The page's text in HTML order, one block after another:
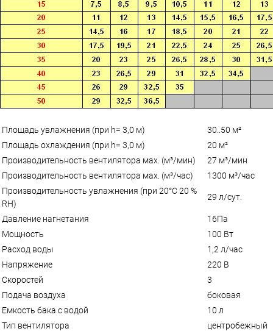
Площадь увлажнения (при h= 3,0 м)
30..50 м²
Площадь охлаждения (при h= 3,0 м)
20 м²
Производительность вентилятора мах. (м³/мин)
27 м³/мин
Производительность вентилятора мах. (м³/час)
1300 м³/час
Производительность увлажнения (при 20°С 20 %
RH)
29 л/сут.
Давление нагнетания
16Па
Мощность
100 Вт
Расход воды
1,2 л/час
Напряжение
220 В
Скоростей
3
Подача воздуха
боковая
Емкость бака с водой
10 л
Тип вентилятора
центробежный